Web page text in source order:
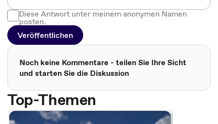
Diese Antwort unter meinem anonymen Namen
posten.
Veröffentlichen
Noch keine Kommentare - teilen Sie Ihre Sicht
und starten Sie die Diskussion
Top-Themen